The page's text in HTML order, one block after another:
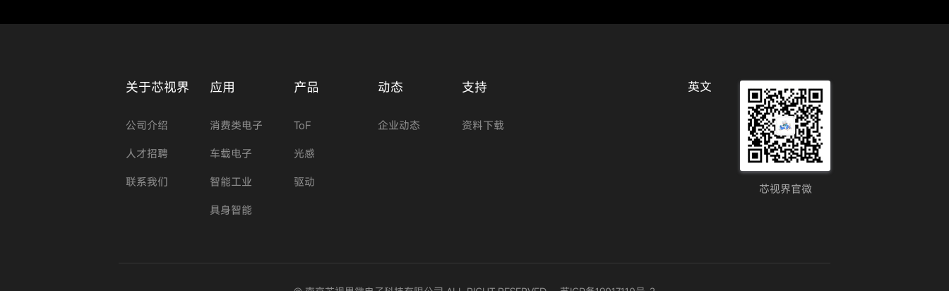
关于芯视界
公司介绍
人才招聘
联系我们
应用
消费类电子
车载电子
智能工业
具身智能
产品
ToF
光感
驱动
动态
企业动态
支持
资料下载
英文
芯视界官微